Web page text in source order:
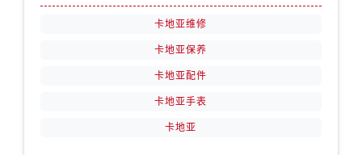
卡地亚维修
卡地亚保养
卡地亚配件
卡地亚手表
卡地亚